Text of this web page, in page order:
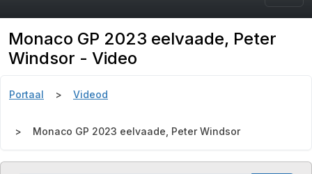
Monaco GP 2023 eelvaade, Peter
Windsor - Video
Portaal Videod
Monaco GP 2023 eelvaade, Peter Windsor